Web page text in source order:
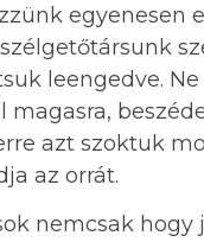
egyenesen
leengedve.
azt szoktuk
az orrát.
nemcsak hogy